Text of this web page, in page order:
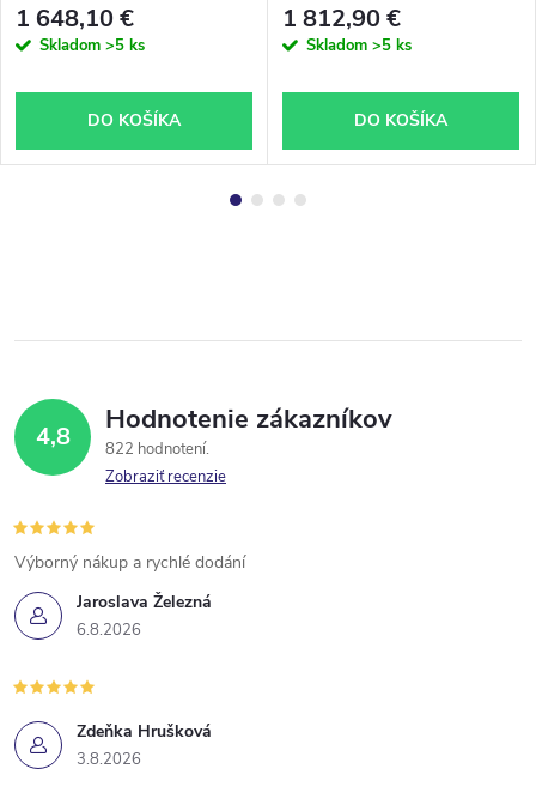
farbe
1 648,10 €
Skladom >5 ks
DO KOŠÍKA
1 812,90 €
Skladom >5 ks
DO KOŠÍKA
4,8 Hodnotenie zákazníkov
822 hodnotení
Zobraziť recenzie
Jaroslava Železná
6.8.2026
Výborný nákup a rychlé dodání
Zdeňka Hrušková
3.8.2026